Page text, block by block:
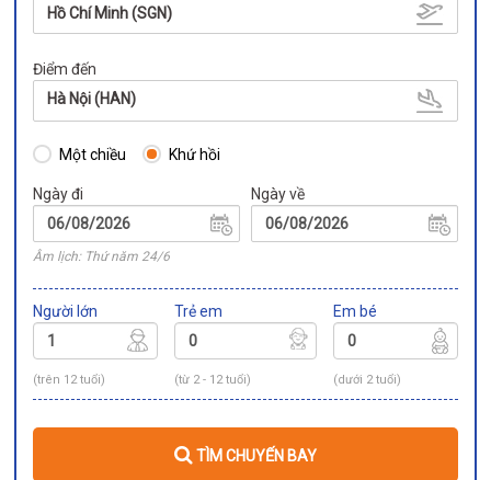
Hồ Chí Minh (SGN)
Điểm đến
Hà Nội (HAN)
Một chiều Khứ hồi
Ngày đi
Âm lịch: Thứ năm 24/6
Ngày về
Người lớn
(trên 12 tuổi)
Trẻ em
(từ 2 - 12 tuổi)
Em bé
(dưới 2 tuổi)
TÌM CHUYẾN BAY